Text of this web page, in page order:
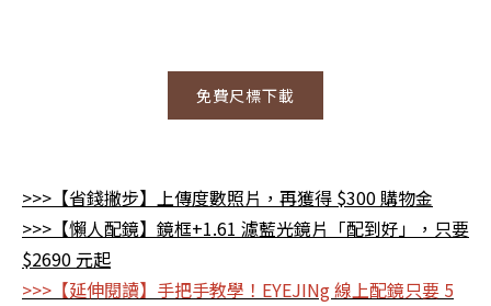
免費尺標下載
>>>【省錢撇步】上傳度數照片，再獲得 $300 購物金
>>>【懶人配鏡】鏡框+1.61 濾藍光鏡片「配到好」，只要
$2690 元起
>>>【延伸閱讀】手把手教學！EYEJINg 線上配鏡只要 5